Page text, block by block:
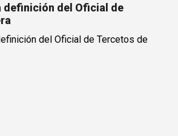
definición del Oficial de